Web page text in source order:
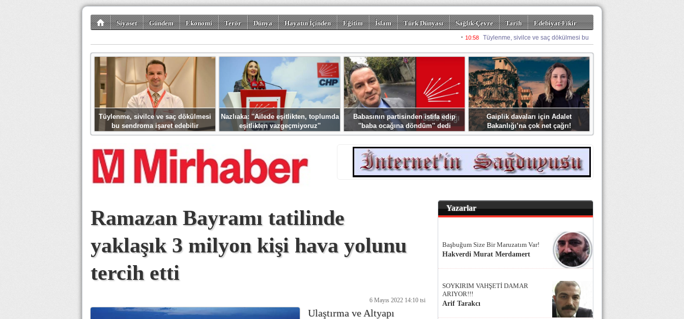
Siyaset Gündem Ekonomi Terör Dünya Hayatın İçinden Eğitim İslam Türk Dünyası Sağlık-Çevre Tarih
Edebiyat-Fikir
Tüylenme, sivilce ve saç dökülmesi
bu sendroma işaret edebilir
Nazlıaka: ''Ailede eşitlikten, toplumda
eşitlikten vazgeçmiyoruz''
Babasının partisinden istifa edip
''baba ocağına döndüm'' dedi
Gaiplik davaları için Adalet
Bakanlığı’na çok net çağrı!
Ramazan Bayramı tatilinde
yaklaşık 3 milyon kişi hava yolunu
tercih etti
6 Mayıs 2022 14:10 tsi
Ulaştırma ve Altyapı
Yazarlar
Başbuğum Size Bir Maruzatım Var!
Hakverdi Murat Merdamert
SOYKIRIM VAHŞETİ DAMAR
ARIYOR!!!
Arif Tarakcı